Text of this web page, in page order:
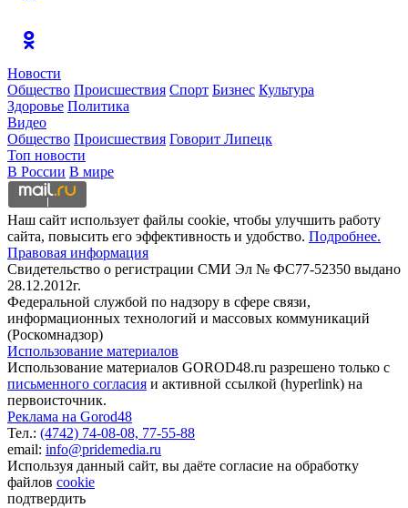
Новости
Общество Происшествия Спорт Бизнес Культура
Здоровье Политика
Видео
Общество Происшествия Говорит Липецк
Топ новости
В России В мире
Наш сайт использует файлы cookie, чтобы улучшить работу
сайта, повысить его эффективность и удобство. Подробнее.
Правовая информация
Свидетельство о регистрации СМИ Эл № ФС77-52350 выдано
28.12.2012г.
Федеральной службой по надзору в сфере связи,
информационных технологий и массовых коммуникаций
(Роскомнадзор)
Использование материалов
Использование материалов GOROD48.ru разрешено только с
письменного согласия и активной ссылкой (hyperlink) на
первоисточник.
Реклама на Gorod48
Тел.: (4742) 74-08-08, 77-55-88
email: info@pridemedia.ru
Используя данный сайт, вы даёте согласие на обработку
файлов cookie
подтвердить